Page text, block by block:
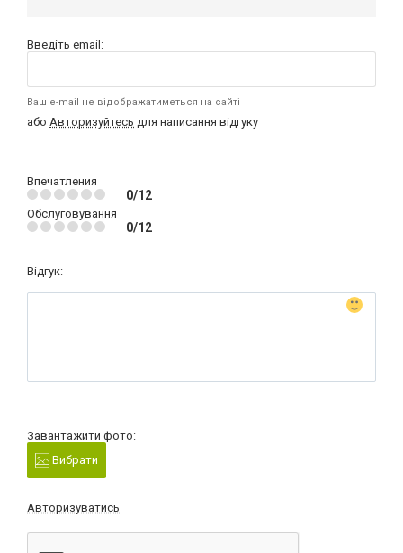
Введіть email:
Ваш e-mail не відображатиметься на сайті
або Авторизуйтесь для написання відгуку
Впечатления
0/12
Обслуговування
0/12
Відгук:
Завантажити фото:
Вибрати
Авторизуватись